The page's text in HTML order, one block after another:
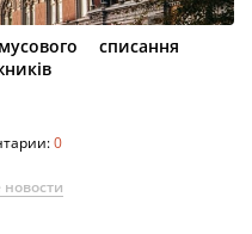
списання
0
новости